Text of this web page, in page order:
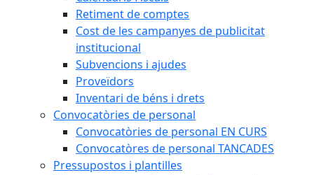
Retiment de comptes
Cost de les campanyes de publicitat
institucional
Subvencions i ajudes
Proveïdors
Inventari de béns i drets
Convocatòries de personal
Convocatòries de personal EN CURS
Convocatòres de personal TANCADES
Pressupostos i plantilles